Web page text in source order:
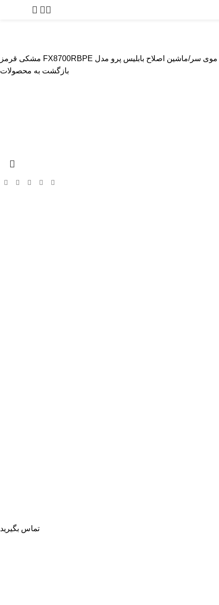
موی سر ماشین اصلاح بابلیس پرو مدل FX8700RBPE مشکی قرمز
بازگشت به محصولات
تماس بگیرید